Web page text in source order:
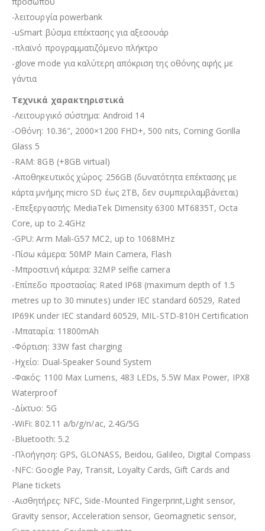
-λειτουργία powerbank
-uSmart βύσμα επέκτασης για αξεσουάρ
-πλαϊνό προγραμματιζόμενο πλήκτρο
-glove mode για καλύτερη απόκριση της οθόνης αφής με
γάντια
Τεχνικά χαρακτηριστικά
-Λειτουργικό σύστημα: Android 14
-Οθόνη: 10.36″, 2000×1200 FHD+, 500 nits, Corning Gorilla
Glass 5
-RAM: 8GB (+8GB virtual)
-Αποθηκευτικός χώρος: 256GB (δυνατότητα επέκτασης με
κάρτα μνήμης micro SD έως 2TB, δεν συμπεριλαμβάνεται)
-Επεξεργαστής: MediaTek Dimensity 6300 MT6835T, Octa
Core, up to 2.4GHz
-GPU: Arm Mali-G57 MC2, up to 1068MHz
-Πίσω κάμερα: 50MP Main Camera, Flash
-Μπροστινή κάμερα: 32MP selfie camera
-Επίπεδο προστασίας: Rated IP68 (maximum depth of 1.5
metres up to 30 minutes) under IEC standard 60529, Rated
IP69K under IEC standard 60529, MIL-STD-810H Certification
-Μπαταρία: 11800mAh
-Φόρτιση: 33W fast charging
-Ηχείο: Dual-Speaker Sound System
-Φακός: 1100 Max Lumens, 483 LEDs, 5.5W Max Power, IPX8
Waterproof
-Δίκτυο: 5G
-WiFi: 802.11 a/b/g/n/ac, 2.4G/5G
-Bluetooth: 5.2
-Πλοήγηση: GPS, GLONASS, Beidou, Galileo, Digital Compass
-NFC: Google Pay, Transit, Loyalty Cards, Gift Cards and
Plane tickets
-Αισθητήρες: NFC, Side-Mounted Fingerprint,Light sensor,
Gravity sensor, Acceleration sensor, Geomagnetic sensor,